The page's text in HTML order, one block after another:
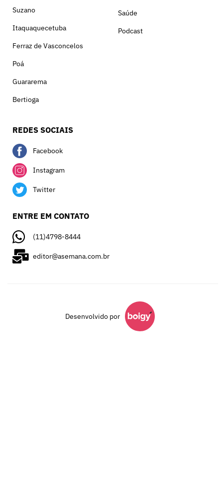
Suzano
Itaquaquecetuba
Ferraz de Vasconcelos
Poá
Guararema
Bertioga
Saúde
Podcast
REDES SOCIAIS
Facebook
Instagram
Twitter
ENTRE EM CONTATO
(11)4798-8444
editor@asemana.com.br
Desenvolvido por